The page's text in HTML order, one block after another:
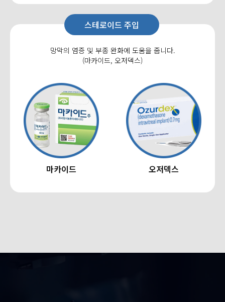
스테로이드 주입
망막의 염증 및 부종 완화에 도움을 줍니다.
(마카이드, 오저덱스)
마카이드 오저덱스